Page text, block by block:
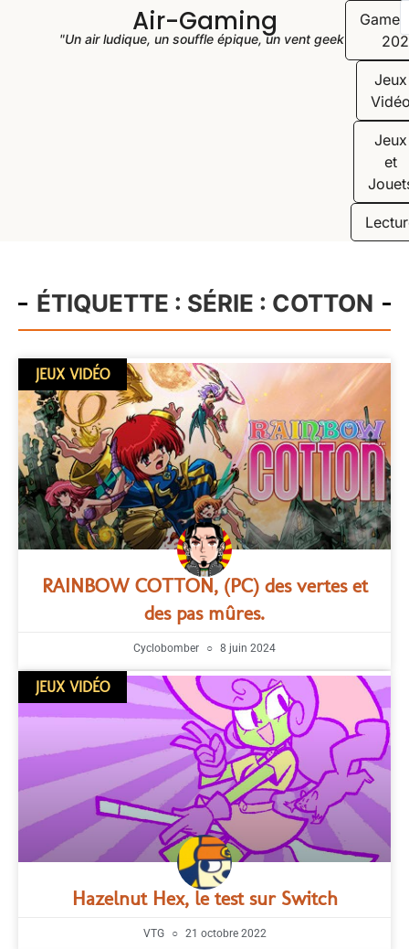
Air-Gaming
"Un air ludique, un souffle épique, un vent geek"
Jeux
Jeux
et
ÉTIQUETTE : SÉRIE : COTTON
JEUX VIDÉO
RAINBOW COTTON, (PC) des vertes et
des pas mûres.
Cyclobomber 8 juin 2024
JEUX VIDÉO
Hazelnut Hex, le test sur Switch
VTG 21 octobre 2022